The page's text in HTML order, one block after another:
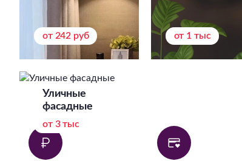
от 242 руб от 1 тыс
Уличные
фасадные
от 3 тыс